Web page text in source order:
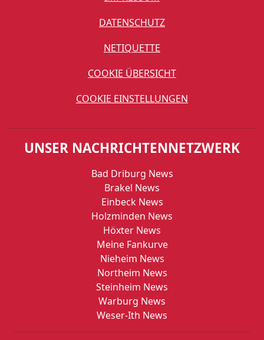
DATENSCHUTZ
NETIQUETTE
COOKIE ÜBERSICHT
COOKIE EINSTELLUNGEN
UNSER NACHRICHTENNETZWERK
Bad Driburg News
Brakel News
Einbeck News
Holzminden News
Höxter News
Meine Fankurve
Nieheim News
Northeim News
Steinheim News
Warburg News
Weser-Ith News